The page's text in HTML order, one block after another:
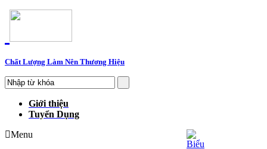
Chất Lượng Làm Nên Thương Hiệu
Giới thiệu
Tuyển Dụng
Menu